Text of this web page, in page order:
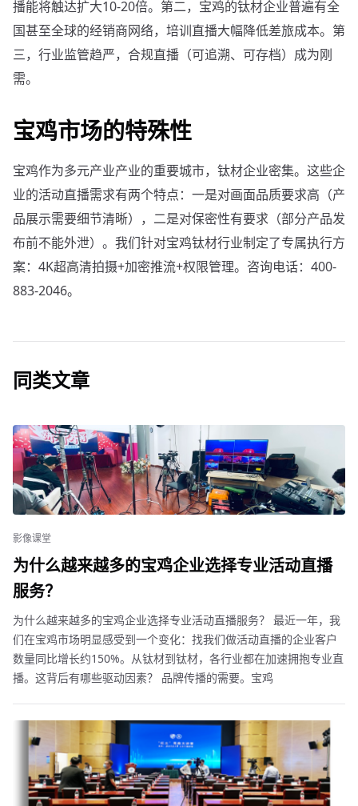
播能将触达扩大10-20倍。第二，宝鸡的钛材企业普遍有全
国甚至全球的经销商网络，培训直播大幅降低差旅成本。第
三，行业监管趋严，合规直播（可追溯、可存档）成为刚
需。
宝鸡市场的特殊性
宝鸡作为多元产业产业的重要城市，钛材企业密集。这些企
业的活动直播需求有两个特点：一是对画面品质要求高（产
品展示需要细节清晰），二是对保密性有要求（部分产品发
布前不能外泄）。我们针对宝鸡钛材行业制定了专属执行方
案：4K超高清拍摄+加密推流+权限管理。咨询电话：400-
883-2046。
同类文章
影像课堂
为什么越来越多的宝鸡企业选择专业活动直播
服务？
为什么越来越多的宝鸡企业选择专业活动直播服务？ 最近一年，我
们在宝鸡市场明显感受到一个变化：找我们做活动直播的企业客户
数量同比增长约150%。从钛材到钛材，各行业都在加速拥抱专业直
播。这背后有哪些驱动因素？ 品牌传播的需要。宝鸡